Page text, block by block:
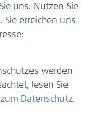
uns. Nutzen Sie
erreichen uns
werden
lesen Sie
Datenschutz.